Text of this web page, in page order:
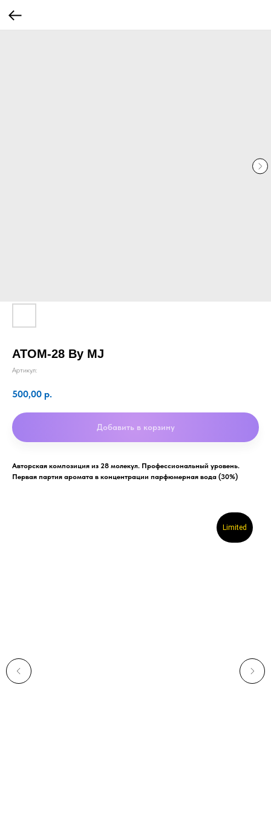
АТОМ-28 By MJ
Артикул:
500,00 р.
Добавить в корзину
Авторская композиция из 28 молекул. Профессиональный уровень.
Первая партия аромата в концентрации парфюмерная вода (30%)
Limited